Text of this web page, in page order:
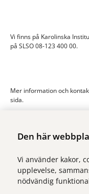
Den här
Vi använder kakor,
upplevelse,
nödvändig
Vi finns på Karolinska
på SLSO 08-123 400 00.
Mer information och
sida.
Vi ingår i Stockholms läns
sjukvård i Region